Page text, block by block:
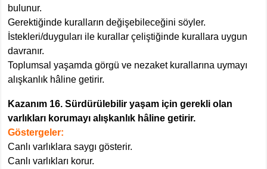
bulunur.
Gerektiğinde kuralların değişebileceğini söyler.
İstekleri/duyguları ile kurallar çeliştiğinde kurallara uygun
davranır.
Toplumsal yaşamda görgü ve nezaket kurallarına uymayı
alışkanlık hâline getirir.
Kazanım 16. Sürdürülebilir yaşam için gerekli olan
varlıkları korumayı alışkanlık hâline getirir.
Göstergeler:
Canlı varlıklara saygı gösterir.
Canlı varlıkları korur.